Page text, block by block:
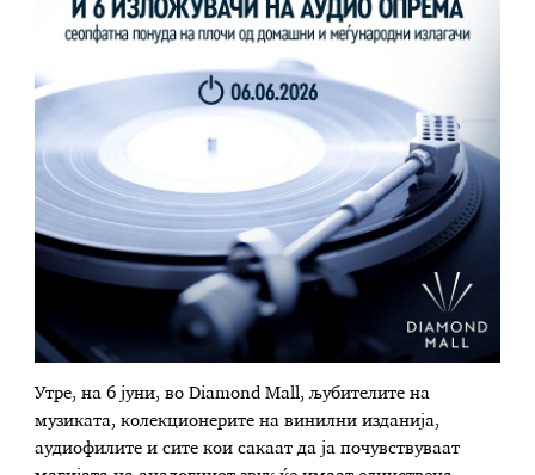
Утре, на 6 јуни, во Diamond Mall, љубителите на
музиката, колекционерите на винилни изданија,
аудиофилите и сите кои сакаат да ја почувствуваат